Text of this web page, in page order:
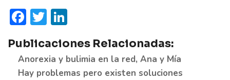
Facebook
Twitter
Publicaciones Relacionadas:
Anorexia y bulimia en la red, Ana y Mía
Hay problemas pero existen soluciones